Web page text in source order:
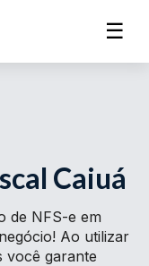
☰
Caiuá
de NFS-e em
Ao utilizar
você garante